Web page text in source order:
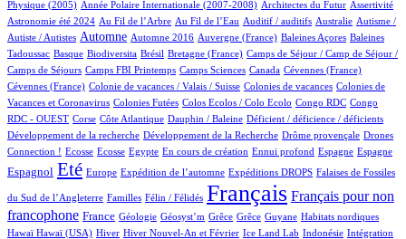
Physique (2005) Année Polaire Internationale (2007-2008) Architectes du Futur Assertivité
Astronomie été 2024
20/755 Au Fil de l’Arbre
10/755 Au Fil de l’Eau
1/755 Auditif / auditifs
1/755 Australie
1/755
Autisme /
Autiste / Autistes
329/755 Automne
4/755 Automne 2016
5/755 Auvergne (France)
1/755 Baleines Açores
2/755
Baleines
Tadoussac
1/755 Basque
73/755 Biodiversita
1/755 Brésil
12/755 Bretagne (France)
53/755
Camps de Séjour / Camp de Séjour /
Camps de Séjours
3/755 Camps FBI Printemps
9/755 Camps Sciences
6/755 Canada
3/755 Cévennes (France)
2/755
Cévennes (France)
1/755 Colonie de vacances / Valais / Suisse
3/755 Colonies de vacances
3/755
Colonies de
Vacances et Coronavirus
1/755 Colonies Futées
1/755 Colos Ecolos / Colo Ecolo
1/755 Congo RDC
2/755
Congo
RDC - OUEST
1/755 Corse
18/755 Côte Atlantique
1/755 Dauphin / Baleine
1/755 Déficient / déficience / déficients
1/755
Développement de la recherche
1/755 Développement de la Recherche
1/755 Drôme provençale
24/755
Drones
Connection !
1/755 Ecosse
1/755 Ecosse
1/755 Egypte
15/755 En cours de création
1/755 Ennui profond
33/755 Espagne
16/755 Espagne
192/755
Espagnol
564/755 Eté
12/755 Europe
94/755 Expédition de l’automne
152/755 Expéditions DROPS
4/755 Falaises de Fossiles
du Sud de l’Angleterre Familles Félin / Félidés Français Français pour non
francophone
251/755 France
39/755 Géologie
1/755 Géosyst’m
2/755 Grêce
2/755 Grêce
1/755 Guyane
3/755 Habitats nordiques
2/755
Hawaï
2/755Hawaï (USA)
130/755 Hiver
18/755 Hiver Nouvel-An et Février
11/755 Ice Land Lab
1/755 Indonésie
1/755 Intégration